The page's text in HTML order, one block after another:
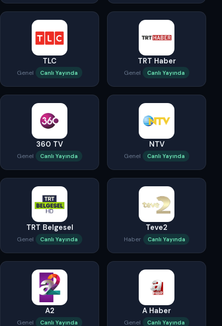
TLC
Genel Canlı Yayında
TRT Haber
Genel Canlı Yayında
360 TV
Genel Canlı Yayında
NTV
Genel Canlı Yayında
TRT Belgesel
Genel Canlı Yayında
Teve2
Haber Canlı Yayında
A2
Genel Canlı Yayında
A Haber
Genel Canlı Yayında